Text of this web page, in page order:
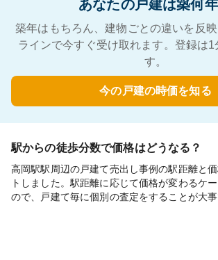
あなたの戸建は築何
築年はもちろん、建物ごとの違いを反
ラインで今すぐ受け取れます。登録は
す。
今の戸建の時価を知る
駅からの徒歩分数で価格はどうなる？
高岡駅駅周辺の戸建て売出し事例の駅距離と
トしました。駅距離に応じて価格が変わるケ
ので、戸建て毎に個別の査定をすることが大事